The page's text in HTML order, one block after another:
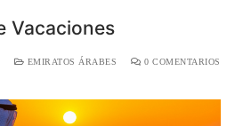
Vacaciones
EMIRATOS ÁRABES 0 COMENTARIOS